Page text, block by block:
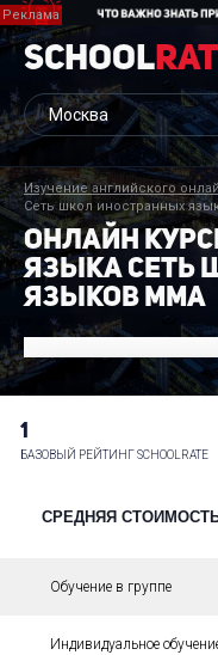
School
Изучение английского
Сеть школ иностранных
ОНЛАЙН
ЯЗЫКА СЕТЬ
ЯЗЫКОВ ММА
1
БАЗОВЫЙ РЕЙТИНГ SCHOOLRATE
СРЕДНЯЯ
Обучение в группе
Индивидуальное